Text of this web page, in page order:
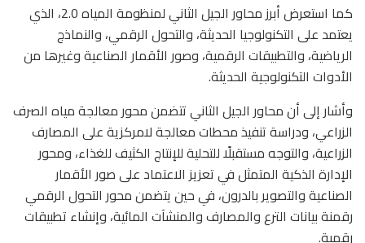
كما استعرض أبرز محاور الجيل الثاني لمنظومة المياه 2.0، الذي
يعتمد على التكنولوجيا الحديثة، والتحول الرقمي، والنماذج
الرياضية، والتطبيقات الرقمية، وصور الأقمار الصناعية وغيرها من
الأدوات التكنولوجية الحديثة.
وأشار إلى أن محاور الجيل الثاني تتضمن محور معالجة مياه الصرف
الزراعي، ودراسة تنفيذ محطات معالجة لامركزية على المصارف
الزراعية، والتوجه مستقبلًا للتحلية للإنتاج الكثيف للغذاء، ومحور
الإدارة الذكية المتمثل في تعزيز الاعتماد على صور الأقمار
الصناعية والتصوير بالدرون، في حين يتضمن محور التحول الرقمي
رقمنة بيانات الترع والمصارف والمنشآت المائية، وإنشاء تطبيقات
رقمية.